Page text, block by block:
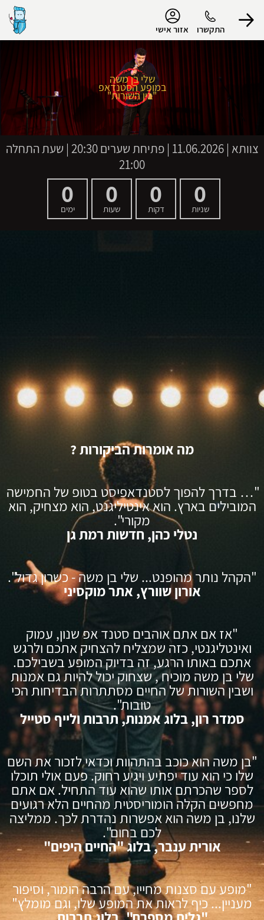
התקשרו אזור אישי
הפרופיל שלי
התנתק
שלי בן משה
במופע הסטנדאפ
"בין השורות"
צוותא |
11.06.2026 | פתיחת שערים 20:30 | שעת התחלה
21:00
0
שניות
0
דקות
0
שעות
0
ימים
מה אומרות הביקורות ?
"… בדרך להפוך לסטנדאפיסט בטופ של החמישה
המובילים בארץ. הוא אינטיליגנט, הוא מצחיק, הוא
מקורי".
נטלי כהן, חדשות רמת גן
"הקהל נותר מהופנט... שלי בן משה - כשרון גדול".
אורון שוורץ, אתר מוקסיני
"אז אם אתם אוהבים סטנד אפ שנון, עמוק
ואינטליגנטי, כזה שמצליח להצחיק אתכם ולרגש
אתכם באותו הרגע, זה בדיוק המופע בשבילכם.
שלי בן משה מוכיח , שצחוק יכול להיות גם אמנות
ושבין השורות של החיים מסתתרות הבדיחות הכי
טובות".
סמדר רון, בלוג אמנות, תרבות ולייף סטייל
"בן משה הוא כוכב בהתהוות וכדאי לזכור את השם
שלו כי הוא עוד יפתיע ויגיע רחוק. פעם אולי תוכלו
לספר שהכרתם אותו שהוא עוד התחיל. אם אתם
מחפשים הקלה הומוריסטית מהחיים הלא רגועים
שלנו, בן משה הוא אפשרות נהדרת לכך. ממליצה
לכם בחום".
אורית ענבר, בלוג "החיים היפים"
"מופע עם סצנות מחייו, עם הרבה הומור, וסיפור
מעניין... כיף לראות את המופע שלו, וגם מומלץ"